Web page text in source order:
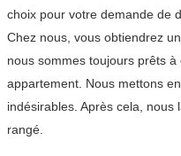
choix pour votre demande de
Chez nous, vous obtiendrez
nous sommes toujours prêts
appartement. Nous mettons
indésirables. Après cela, nous
rangé.